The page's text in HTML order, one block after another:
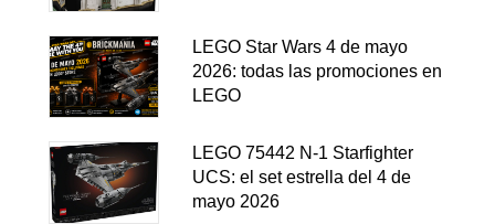
LEGO Star Wars 4 de mayo
2026: todas las promociones en
LEGO
LEGO 75442 N-1 Starfighter
UCS: el set estrella del 4 de
mayo 2026